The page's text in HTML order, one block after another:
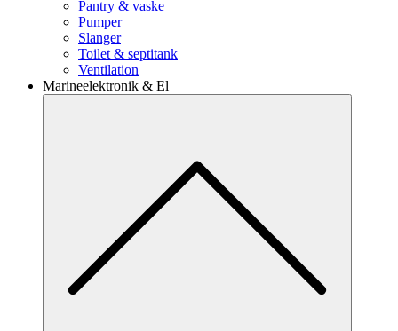
Pantry & vaske
Pumper
Slanger
Toilet & septitank
Ventilation
Marineelektronik & El